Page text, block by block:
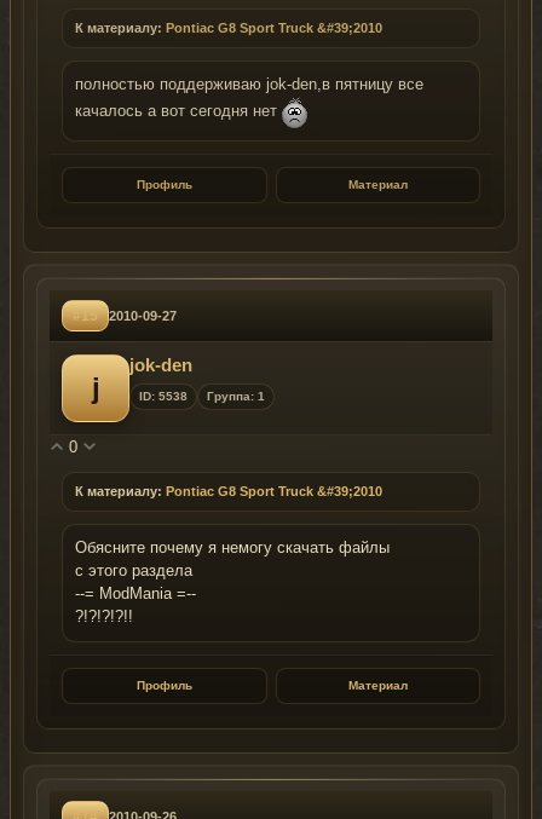
К материалу: Pontiac G8 Sport Truck &#39;2010
полностью поддерживаю jok-den,в пятницу все
качалось а вот сегодня нет
Профиль Материал
#15 2010-09-27
j
jok-den
ID: 5538 Группа: 1
0
К материалу: Pontiac G8 Sport Truck &#39;2010
Обясните почему я немогу скачать файлы
с этого раздела
--= ModMania =--
?!?!?!?!!
Профиль Материал